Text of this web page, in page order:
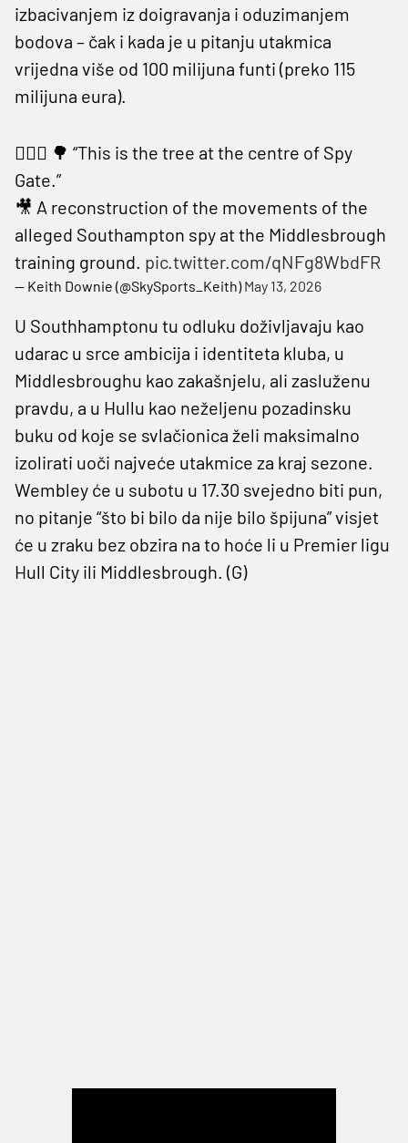
izbacivanjem iz doigravanja i oduzimanjem
bodova – čak i kada je u pitanju utakmica
vrijedna više od 100 milijuna funti (preko 115
milijuna eura).
🕵🏻‍♂️ 🌳 “This is the tree at the centre of Spy
Gate.”
🎥 A reconstruction of the movements of the
alleged Southampton spy at the Middlesbrough
training ground. pic.twitter.com/qNFg8WbdFR
— Keith Downie (@SkySports_Keith)May 13, 2026
U Southhamptonu tu odluku doživljavaju kao
udarac u srce ambicija i identiteta kluba, u
Middlesbroughu kao zakašnjelu, ali zasluženu
pravdu, a u Hullu kao neželjenu pozadinsku
buku od koje se svlačionica želi maksimalno
izolirati uoči najveće utakmice za kraj sezone.
Wembley će u subotu u 17.30 svejedno biti pun,
no pitanje “što bi bilo da nije bilo špijuna” visjet
će u zraku bez obzira na to hoće li u Premier ligu
Hull City ili Middlesbrough. (G)